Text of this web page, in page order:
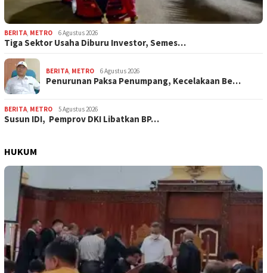
BERITA, METRO 6 Agustus 2026
Tiga Sektor Usaha Diburu Investor, Semes…
BERITA, METRO 6 Agustus 2026
Penurunan Paksa Penumpang, Kecelakaan Be…
BERITA, METRO 5 Agustus 2026
Susun IDI, Pemprov DKI Libatkan BP…
HUKUM